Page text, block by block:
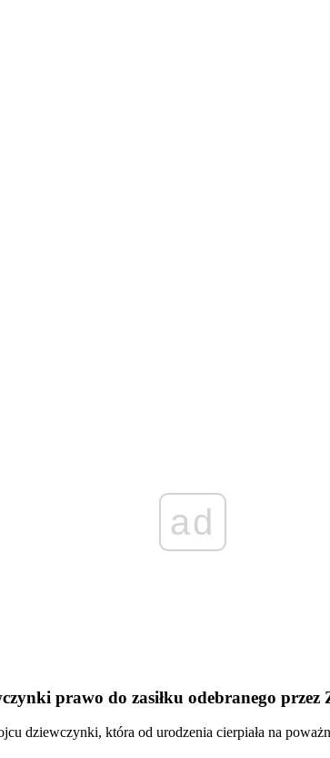
ad
prawo do zasiłku odebranego przez
dziewczynki, która od urodzenia cierpiała na